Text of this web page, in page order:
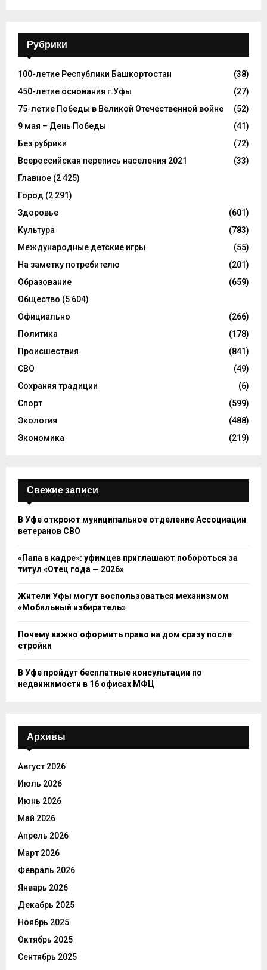
Рубрики
100-летие Республики Башкортостан
(38)
450-летие основания г.Уфы
(27)
75-летие Победы в Великой Отечественной войне
(52)
9 мая – День Победы
(41)
Без рубрики
(72)
Всероссийская перепись населения 2021
(33)
Главное (2 425)
Город (2 291)
Здоровье
(601)
Культура
(783)
Международные детские игры
(55)
На заметку потребителю
(201)
Образование
(659)
Общество (5 604)
Официально
(266)
Политика
(178)
Происшествия
(841)
СВО
(49)
Сохраняя традиции
(6)
Спорт
(599)
Экология
(488)
Экономика
(219)
Свежие записи
В Уфе откроют муниципальное отделение Ассоциации
ветеранов СВО
«Папа в кадре»: уфимцев приглашают побороться за
титул «Отец года — 2026»
Жители Уфы могут воспользоваться механизмом
«Мобильный избиратель»
Почему важно оформить право на дом сразу после
стройки
В Уфе пройдут бесплатные консультации по
недвижимости в 16 офисах МФЦ
Архивы
Август 2026
Июль 2026
Июнь 2026
Май 2026
Апрель 2026
Март 2026
Февраль 2026
Январь 2026
Декабрь 2025
Ноябрь 2025
Октябрь 2025
Сентябрь 2025